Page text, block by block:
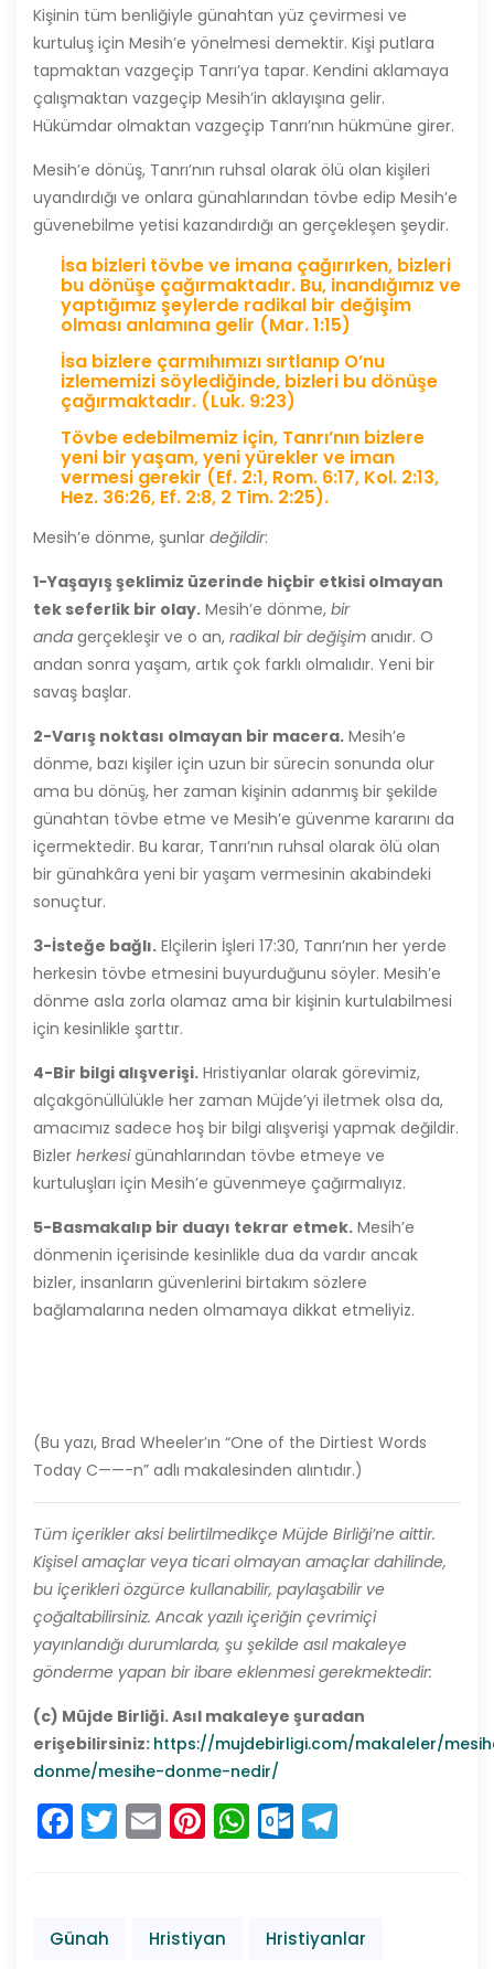
Kişinin tüm benliğiyle günahtan yüz çevirmesi ve
kurtuluş için Mesih’e yönelmesi demektir. Kişi putlara
tapmaktan vazgeçip Tanrı’ya tapar. Kendini aklamaya
çalışmaktan vazgeçip Mesih’in aklayışına gelir.
Hükümdar olmaktan vazgeçip Tanrı’nın hükmüne girer.
Mesih’e dönüş, Tanrı’nın ruhsal olarak ölü olan kişileri
uyandırdığı ve onlara günahlarından tövbe edip Mesih’e
güvenebilme yetisi kazandırdığı an gerçekleşen şeydir.
İsa bizleri tövbe ve imana çağırırken, bizleri
bu dönüşe çağırmaktadır. Bu, inandığımız ve
yaptığımız şeylerde radikal bir değişim
olması anlamına gelir (Mar. 1:15)
İsa bizlere çarmıhımızı sırtlanıp O’nu
izlememizi söylediğinde, bizleri bu dönüşe
çağırmaktadır. (Luk. 9:23)
Tövbe edebilmemiz için, Tanrı’nın bizlere
yeni bir yaşam, yeni yürekler ve iman
vermesi gerekir (Ef. 2:1, Rom. 6:17, Kol. 2:13,
Hez. 36:26, Ef. 2:8, 2 Tim. 2:25).
Mesih’e dönme, şunlar değildir:
1-Yaşayış şeklimiz üzerinde hiçbir etkisi olmayan
tek seferlik bir olay. Mesih’e dönme, bir
anda gerçekleşir ve o an, radikal bir değişim anıdır. O
andan sonra yaşam, artık çok farklı olmalıdır. Yeni bir
savaş başlar.
2-Varış noktası olmayan bir macera. Mesih’e
dönme, bazı kişiler için uzun bir sürecin sonunda olur
ama bu dönüş, her zaman kişinin adanmış bir şekilde
günahtan tövbe etme ve Mesih’e güvenme kararını da
içermektedir. Bu karar, Tanrı’nın ruhsal olarak ölü olan
bir günahkâra yeni bir yaşam vermesinin akabindeki
sonuçtur.
3-İsteğe bağlı. Elçilerin İşleri 17:30, Tanrı’nın her yerde
herkesin tövbe etmesini buyurduğunu söyler. Mesih’e
dönme asla zorla olamaz ama bir kişinin kurtulabilmesi
için kesinlikle şarttır.
4-Bir bilgi alışverişi. Hristiyanlar olarak görevimiz,
alçakgönüllülükle her zaman Müjde’yi iletmek olsa da,
amacımız sadece hoş bir bilgi alışverişi yapmak değildir.
Bizler herkesigünahlarından tövbe etmeye ve
kurtuluşları için Mesih’e güvenmeye çağırmalıyız.
5-Basmakalıp bir duayı tekrar etmek. Mesih’e
dönmenin içerisinde kesinlikle dua da vardır ancak
bizler, insanların güvenlerini birtakım sözlere
bağlamalarına neden olmamaya dikkat etmeliyiz.
(Bu yazı, Brad Wheeler’ın “One of the Dirtiest Words
Today C——-n” adlı makalesinden alıntıdır.)
Tüm içerikler aksi belirtilmedikçe Müjde Birliği’ne aittir.
Kişisel amaçlar veya ticari olmayan amaçlar dahilinde,
bu içerikleri özgürce kullanabilir, paylaşabilir ve
çoğaltabilirsiniz. Ancak yazılı içeriğin çevrimiçi
yayınlandığı durumlarda, şu şekilde asıl makaleye
gönderme yapan bir ibare eklenmesi gerekmektedir:
(c) Müjde Birliği. Asıl makaleye şuradan
erişebilirsiniz: https://mujdebirligi.com/makaleler/
donme/mesihe-donme-nedir/
Facebook
Twitter
EmailPinterest
WhatsApp
Günah Hristiyan Hristiyanlar